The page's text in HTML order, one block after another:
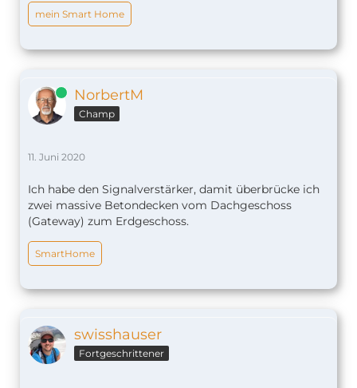
mein Smart Home
Online NorbertM
Champ
11. Juni 2020
Ich habe den Signalverstärker, damit überbrücke ich
zwei massive Betondecken vom Dachgeschoss
(Gateway) zum Erdgeschoss.
SmartHome
swisshauser
Fortgeschrittener